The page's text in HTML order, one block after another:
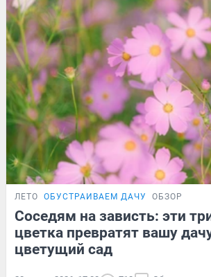
ЛЕТО ОБУСТРАИВАЕМ ДАЧУ ОБЗОР
Соседям на зависть: эти
цветка превратят вашу
цветущий сад